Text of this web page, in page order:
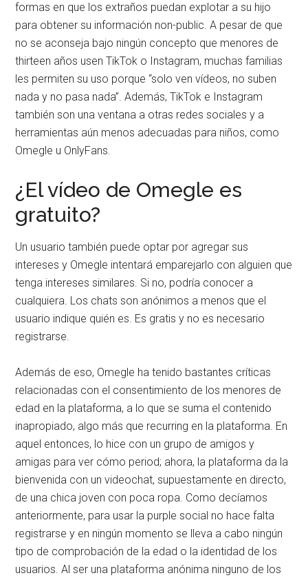
formas en que los extraños puedan explotar a su hijo
para obtener su información non-public. A pesar de que
no se aconseja bajo ningún concepto que menores de
thirteen años usen TikTok o Instagram, muchas familias
les permiten su uso porque “solo ven vídeos, no suben
nada y no pasa nada”. Además, TikTok e Instagram
también son una ventana a otras redes sociales y a
herramientas aún menos adecuadas para niños, como
Omegle u OnlyFans.
¿El vídeo de Omegle es
gratuito?
Un usuario también puede optar por agregar sus
intereses y Omegle intentará emparejarlo con alguien que
tenga intereses similares. Si no, podría conocer a
cualquiera. Los chats son anónimos a menos que el
usuario indique quién es. Es gratis y no es necesario
registrarse.
Además de eso, Omegle ha tenido bastantes críticas
relacionadas con el consentimiento de los menores de
edad en la plataforma, a lo que se suma el contenido
inapropiado, algo más que recurring en la plataforma. En
aquel entonces, lo hice con un grupo de amigos y
amigas para ver cómo period; ahora, la plataforma da la
bienvenida con un videochat, supuestamente en directo,
de una chica joven con poca ropa. Como decíamos
anteriormente, para usar la purple social no hace falta
registrarse y en ningún momento se lleva a cabo ningún
tipo de comprobación de la edad o la identidad de los
usuarios. Al ser una plataforma anónima ninguno de los